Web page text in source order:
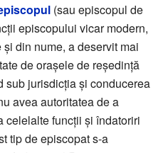
(sau episcopul de
episcopului vicar modern,
din nume, a deservit mai
de orașele de reședință
sub jurisdicția și conducerea
avea autoritatea de a
celelalte funcții și îndatoriri
tip de episcopat s-a